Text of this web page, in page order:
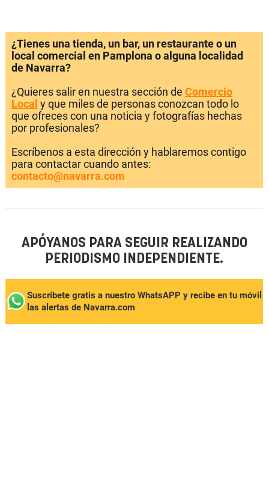
¿Tienes una tienda, un bar, un restaurante o un
local comercial en Pamplona o alguna localidad
de Navarra?
¿Quieres salir en nuestra sección de Comercio
Local y que miles de personas conozcan todo lo
que ofreces con una noticia y fotografías hechas
por profesionales?
Escríbenos a esta dirección y hablaremos contigo
para contactar cuando antes:
contacto@navarra.com
APÓYANOS PARA SEGUIR REALIZANDO
PERIODISMO INDEPENDIENTE.
Suscríbete gratis a nuestro WhatsAPP y recibe en tu móvil
las alertas de Navarra.com